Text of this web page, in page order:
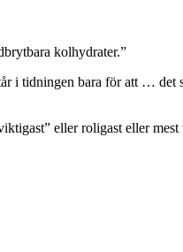
kolhydrater.”
i tidningen bara för att …
eller roligast eller